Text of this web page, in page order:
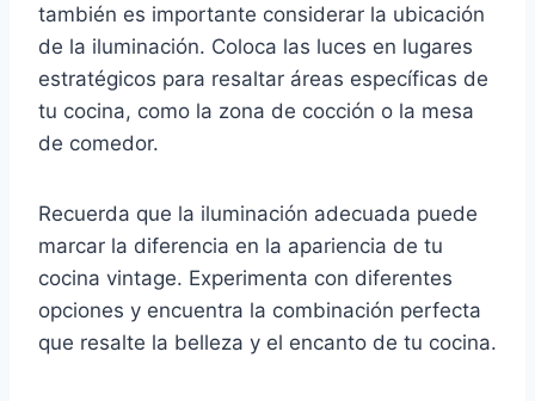
también es importante considerar la ubicación
de la iluminación. Coloca las luces en lugares
estratégicos para resaltar áreas específicas de
tu cocina, como la zona de cocción o la mesa
de comedor.
Recuerda que la iluminación adecuada puede
marcar la diferencia en la apariencia de tu
cocina vintage. Experimenta con diferentes
opciones y encuentra la combinación perfecta
que resalte la belleza y el encanto de tu cocina.